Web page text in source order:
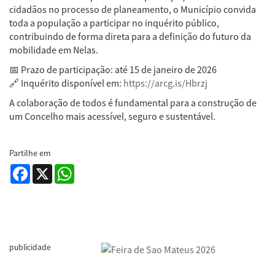
cidadãos no processo de planeamento, o Município convida
toda a população a participar no inquérito público,
contribuindo de forma direta para a definição do futuro da
mobilidade em Nelas.
📅 Prazo de participação: até 15 de janeiro de 2026
🔗 Inquérito disponível em: https://arcg.is/Hbrzj
A colaboração de todos é fundamental para a construção de
um Concelho mais acessível, seguro e sustentável.
Partilhe em
Facebook
X
publicidade